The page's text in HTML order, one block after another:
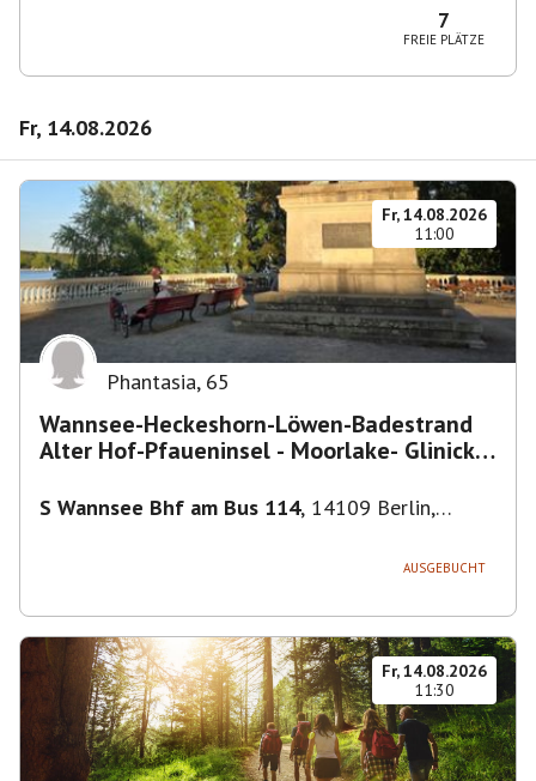
7
FREIE PLÄTZE
Fr, 14.08.2026
Fr, 14.08.2026
11:00
Phantasia, 65
Wannsee-Heckeshorn-Löwen-Badestrand
Alter Hof-Pfaueninsel - Moorlake- Glinicker
S Wannsee Bhf am Bus 114, 14109 Berlin,
AUSGEBUCHT
Fr, 14.08.2026
11:30